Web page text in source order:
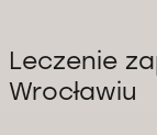
Leczenie
Wrocławiu